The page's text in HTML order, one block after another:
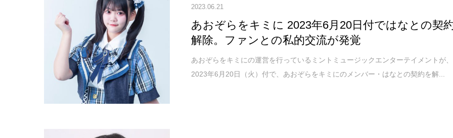
2023.06.21
あおぞらをキミに 2023年6月20日付ではなとの契
解除。ファンとの私的交流が発覚
あおぞらをキミにの運営を行っているミントミュージックエンターテイメントが、
2023年6月20日（火）付で、あおぞらをキミにのメンバー・はなとの契約を解...